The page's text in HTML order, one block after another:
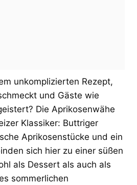
unkomplizierten Rezept,
und Gäste wie
Die Aprikosenwähe
Klassiker: Buttriger
Aprikosenstücke und ein
sich hier zu einer süßen
als Dessert als auch als
sommerlichen